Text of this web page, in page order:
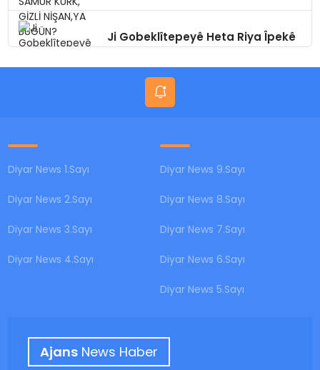
Ji Gobeklîtepeyê Heta Riya Îpekê
Diyar News 1.Sayı
Diyar News 2.Sayı
Diyar News 3.Sayı
Diyar News 4.Sayı
Diyar News 9.Sayı
Diyar News 8.Sayı
Diyar News 7.Sayı
Diyar News 6.Sayı
Diyar News 5.Sayı
Ajans News Haber